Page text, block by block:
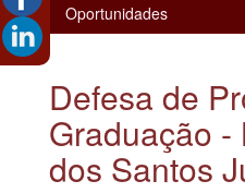
Oportunidades
Defesa de
Graduação
dos Santos